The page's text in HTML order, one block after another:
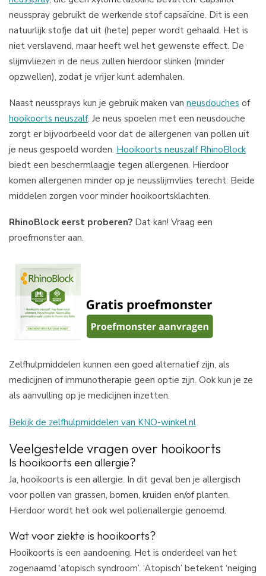
neusspray gebruikt de werkende stof capsaïcine. Dit is een
natuurlijk stofje dat uit (hete) peper wordt gehaald. Het is
niet verslavend, maar heeft wel het gewenste effect. De
slijmvliezen in de neus zullen hierdoor slinken (minder
opzwellen), zodat je vrijer kunt ademhalen.
Naast neussprays kun je gebruik maken van neusdouches of
hooikoorts neuszalf. Je neus spoelen met een neusdouche
zorgt er bijvoorbeeld voor dat de allergenen van pollen uit
je neus gespoeld worden. Hooikoorts neuszalf RhinoBlock
biedt een beschermlaagje tegen allergenen. Hierdoor
komen allergenen minder op je neusslijmvlies terecht. Beide
middelen zorgen voor minder hooikoortsklachten.
RhinoBlock eerst proberen? Dat kan! Vraag een
proefmonster aan.
Zelfhulpmiddelen kunnen een goed alternatief zijn, als
medicijnen of immunotherapie geen optie zijn. Ook kun je ze
als aanvulling op je medicijnen inzetten.
Bekijk de zelfhulpmiddelen van KNO-winkel.nl
Veelgestelde vragen over hooikoorts
Is hooikoorts een allergie?
Ja, hooikoorts is een allergie. In dit geval ben je allergisch
voor pollen van grassen, bomen, kruiden en/of planten.
Hierdoor wordt het ook wel pollenallergie genoemd.
Wat voor ziekte is hooikoorts?
Hooikoorts is een aandoening. Het is onderdeel van het
zogenaamd ‘atopisch syndroom’. ‘Atopisch’ betekent ‘neiging